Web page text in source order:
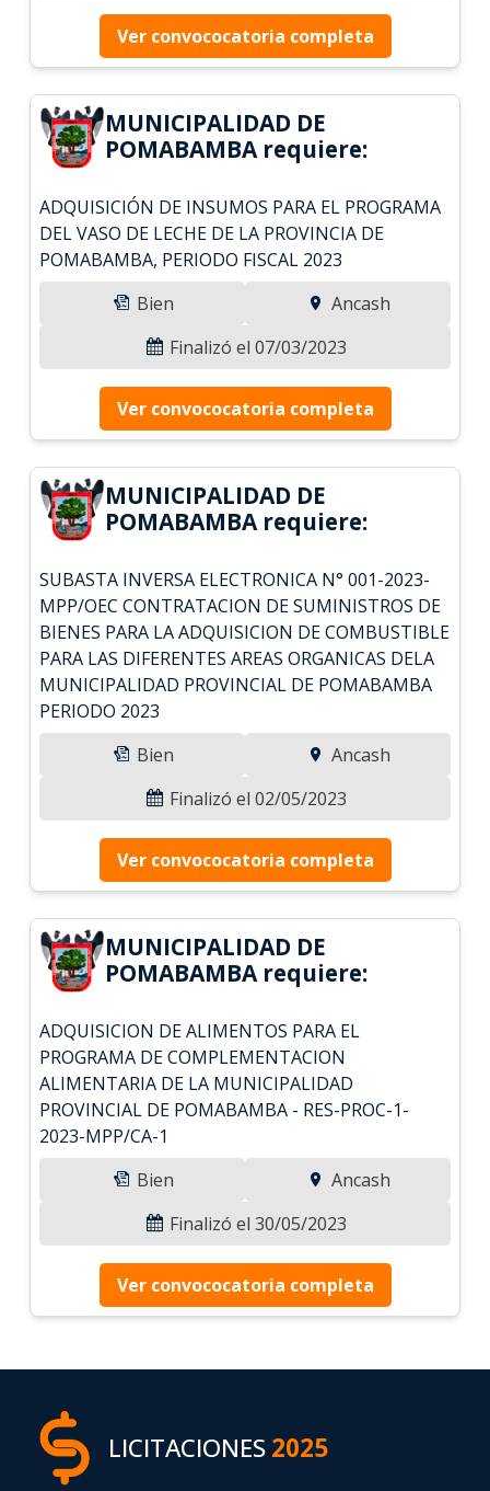
Ver convococatoria completa
MUNICIPALIDAD DE
POMABAMBA requiere:
ADQUISICIÓN DE INSUMOS PARA EL PROGRAMA
DEL VASO DE LECHE DE LA PROVINCIA DE
POMABAMBA, PERIODO FISCAL 2023
Bien
Ancash
Finalizó el 07/03/2023
Ver convococatoria completa
MUNICIPALIDAD DE
POMABAMBA requiere:
SUBASTA INVERSA ELECTRONICA N° 001-2023-
MPP/OEC CONTRATACION DE SUMINISTROS DE
BIENES PARA LA ADQUISICION DE COMBUSTIBLE
PARA LAS DIFERENTES AREAS ORGANICAS DELA
MUNICIPALIDAD PROVINCIAL DE POMABAMBA
PERIODO 2023
Bien
Ancash
Finalizó el 02/05/2023
Ver convococatoria completa
MUNICIPALIDAD DE
POMABAMBA requiere:
ADQUISICION DE ALIMENTOS PARA EL
PROGRAMA DE COMPLEMENTACION
ALIMENTARIA DE LA MUNICIPALIDAD
PROVINCIAL DE POMABAMBA - RES-PROC-1-
2023-MPP/CA-1
Bien
Ancash
Finalizó el 30/05/2023
Ver convococatoria completa
LICITACIONES2025